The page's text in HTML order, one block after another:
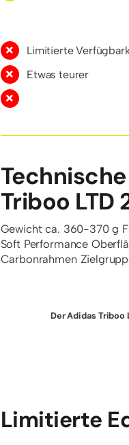
Limitierte
Etwas teurer
Triboo LTD
Gewichtca. 360-370 g
Soft Performance
Carbonrahmen
Der Adidas
Limitierte